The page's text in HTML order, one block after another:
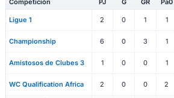
Competición PJ G GR Pa0
Ligue 1 2 0 1 1
Championship 6 0 3 1
Amistosos de Clubes 3 1 0 0 1
WC Qualification Africa 2 0 0 2